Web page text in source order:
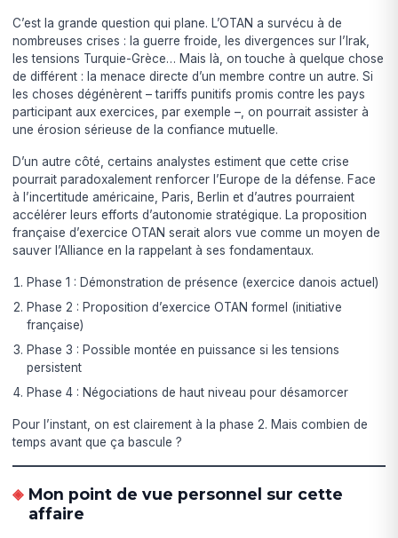
C’est la grande question qui plane. L’OTAN a survécu à de
nombreuses crises : la guerre froide, les divergences sur l’Irak,
les tensions Turquie-Grèce… Mais là, on touche à quelque chose
de différent : la menace directe d’un membre contre un autre. Si
les choses dégénèrent – tariffs punitifs promis contre les pays
participant aux exercices, par exemple –, on pourrait assister à
une érosion sérieuse de la confiance mutuelle.
D’un autre côté, certains analystes estiment que cette crise
pourrait paradoxalement renforcer l’Europe de la défense. Face
à l’incertitude américaine, Paris, Berlin et d’autres pourraient
accélérer leurs efforts d’autonomie stratégique. La proposition
française d’exercice OTAN serait alors vue comme un moyen de
sauver l’Alliance en la rappelant à ses fondamentaux.
Phase 1 : Démonstration de présence (exercice danois actuel)
Phase 2 : Proposition d’exercice OTAN formel (initiative
française)
Phase 3 : Possible montée en puissance si les tensions
persistent
Phase 4 : Négociations de haut niveau pour désamorcer
Pour l’instant, on est clairement à la phase 2. Mais combien de
temps avant que ça bascule ?
Mon point de vue personnel sur cette
affaire